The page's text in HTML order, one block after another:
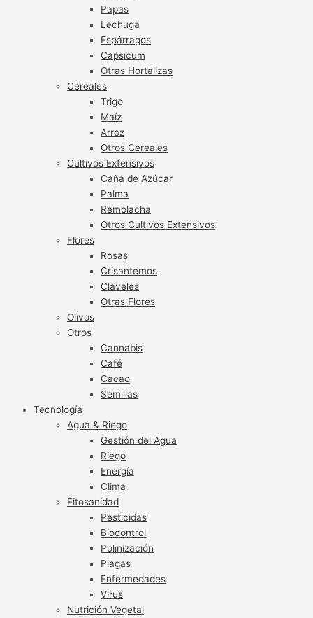
Papas
Lechuga
Espárragos
Capsicum
Otras Hortalizas
Cereales
Trigo
Maíz
Arroz
Otros Cereales
Cultivos Extensivos
Caña de Azúcar
Palma
Remolacha
Otros Cultivos Extensivos
Flores
Rosas
Crisantemos
Claveles
Otras Flores
Olivos
Otros
Cannabis
Café
Cacao
Semillas
Tecnología
Agua & Riego
Gestión del Agua
Riego
Energía
Clima
Fitosanidad
Pesticidas
Biocontrol
Polinización
Plagas
Enfermedades
Virus
Nutrición Vegetal